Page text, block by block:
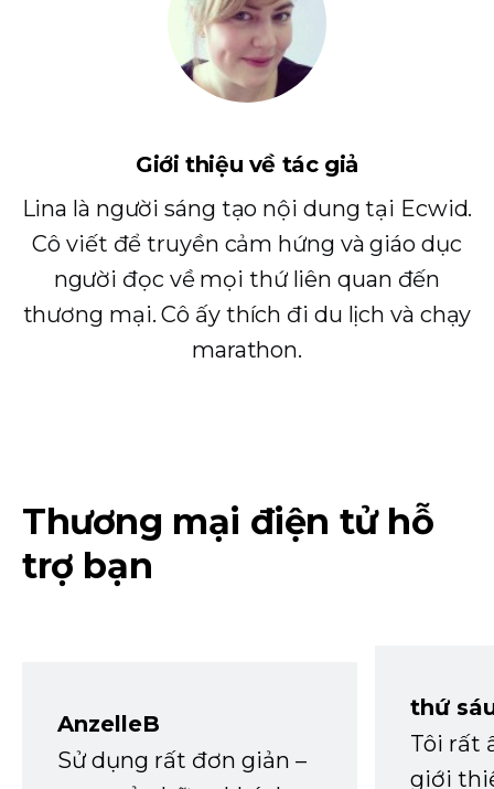
Giới thiệu về tác giả
Lina là người sáng tạo nội dung tại Ecwid.
Cô viết để truyền cảm hứng và giáo dục
người đọc về mọi thứ liên quan đến
thương mại. Cô ấy thích đi du lịch và chạy
marathon.
Thương mại điện tử hỗ
trợ bạn
AnzelleB
Sử dụng rất đơn giản –
thứ
Tôi rất
giới